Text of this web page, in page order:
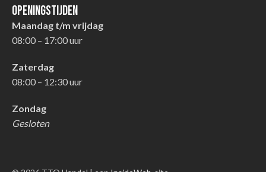
Openingstijden
Maandag t/m vrijdag
08:00 – 17:00 uur
Zaterdag
08:00 – 12:30 uur
Zondag
Gesloten